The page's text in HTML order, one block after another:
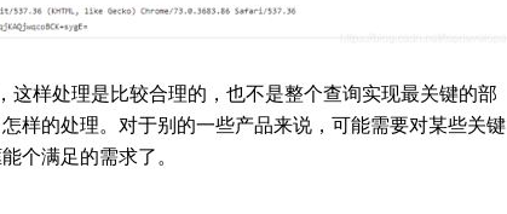
这样处理是比较合理的，也不是整个查询实现最关键的部
样的处理。对于别的一些产品来说，可能需要对某些关键
个满足的需求了。